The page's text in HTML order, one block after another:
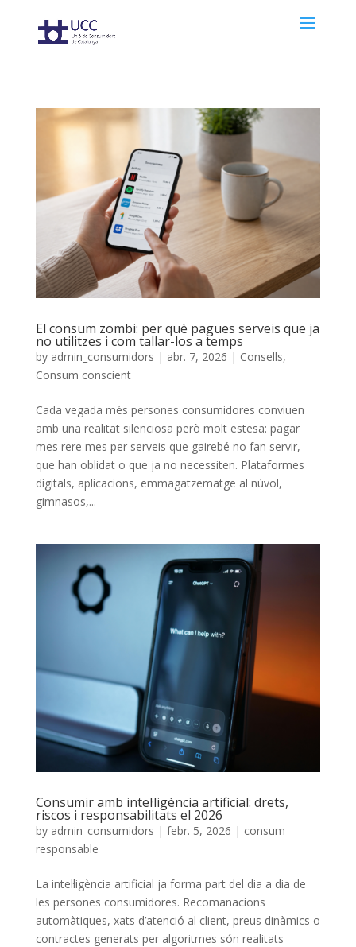
El consum zombi: per què pagues serveis que ja
no utilitzes i com tallar-los a temps
by admin_consumidors | abr. 7, 2026 | Consells,
Consum conscient
Cada vegada més persones consumidores conviuen
amb una realitat silenciosa però molt estesa: pagar
mes rere mes per serveis que gairebé no fan servir,
que han oblidat o que ja no necessiten. Plataformes
digitals, aplicacions, emmagatzematge al núvol,
gimnasos,...
Consumir amb intel·ligència artificial: drets,
riscos i responsabilitats el 2026
by admin_consumidors | febr. 5, 2026 | consum
responsable
La intel·ligència artificial ja forma part del dia a dia de
les persones consumidores. Recomanacions
automàtiques, xats d’atenció al client, preus dinàmics o
contractes generats per algoritmes són realitats